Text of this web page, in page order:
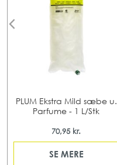
PLUM Ekstra Mild sæbe u.
Parfume - 1 L/Stk
70,95 kr.
SE MERE